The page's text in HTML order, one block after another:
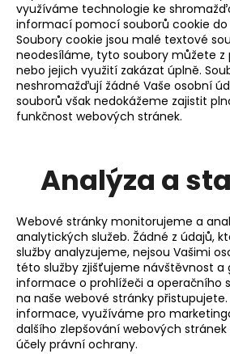
využíváme technologie ke
informací pomocí souborů cookie do
Soubory cookie jsou malé textové
neodesíláme, tyto soubory můžete z
nebo jejich využití zakázat úplně.
neshromažďují žádné Vaše osobní
souborů však nedokážeme zajistit
funkčnost webových stránek.
Analýza a
Webové stránky monitorujeme a
analytických služeb. Žádné z údajů,
služby analyzujeme, nejsou Vašimi
této služby zjišťujeme návštěvnost a
informace o prohlížeči a operačního
na naše webové stránky
informace, využíváme pro
dalšího zlepšování webových
účely právní ochrany.